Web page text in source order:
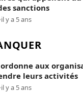
sanctions
il y a 5 ans
aux
leurs activités
il y a 5 ans